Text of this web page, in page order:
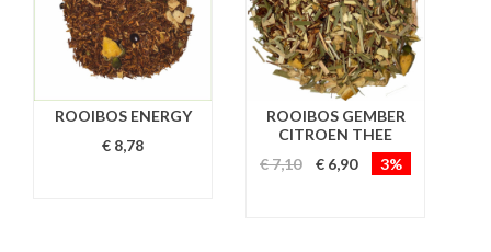
ROOIBOS ENERGY
€ 8,78
ROOIBOS GEMBER
CITROEN THEE
€ 7,10
€ 6,90 3%